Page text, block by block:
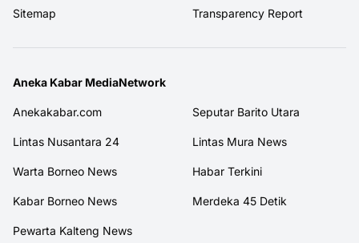
Sitemap Transparency Report
Aneka Kabar MediaNetwork
Anekakabar.com Seputar Barito Utara
Lintas Nusantara 24 Lintas Mura News
Warta Borneo News Habar Terkini
Kabar Borneo News Merdeka 45 Detik
Pewarta Kalteng News